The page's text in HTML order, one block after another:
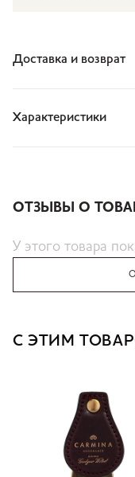
Доставка и возврат
Характеристики
ОТЗЫВЫ О
У этого товара
С ЭТИМ